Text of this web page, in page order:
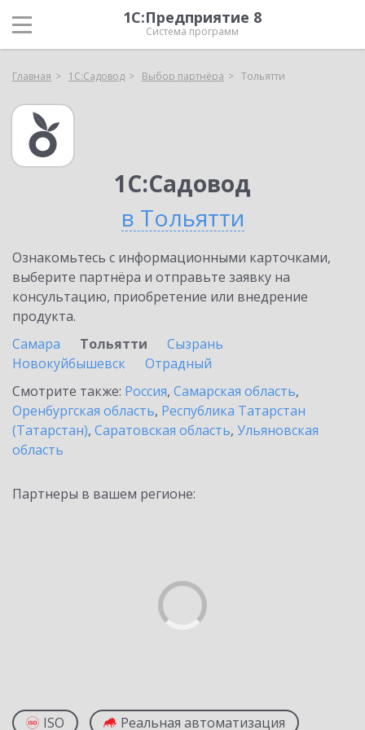
1С:Предприятие 8
Система программ
Главная 1С:Садовод Выбор партнёра Тольятти
1С:Садовод
в Тольятти
Ознакомьтесь с информационными карточками,
выберите партнёра и отправьте заявку на
консультацию, приобретение или внедрение
продукта.
Самара
Тольятти
Сызрань
Новокуйбышевск
Отрадный
Смотрите также: Россия, Самарская область,
Оренбургская область, Республика Татарстан
(Татарстан), Саратовская область, Ульяновская
область
Партнеры в вашем регионе:
ISO Реальная автоматизация